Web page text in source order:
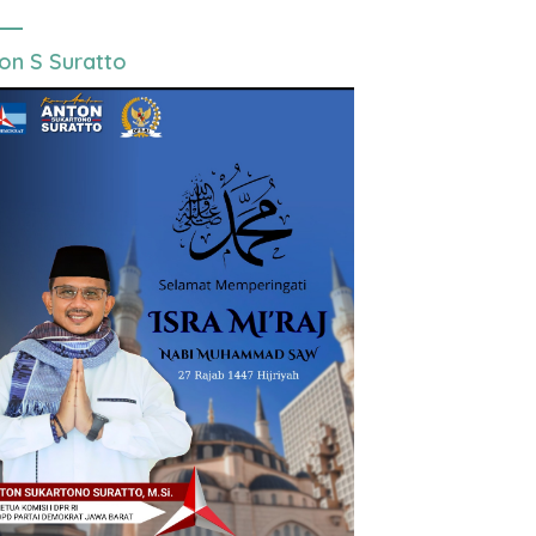
S Suratto